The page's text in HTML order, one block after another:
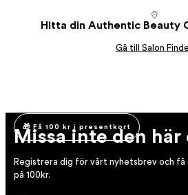
Hitta din Authentic Beauty
Gå till Salon
🎁 Få 100 kr i presentkort
Missa inte den här
Registrera dig för vårt nyhetsbrev och
på 100kr.